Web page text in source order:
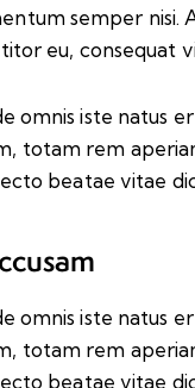
semper
eu, consequat
omnis iste natus
totam rem
beatae vitae
omnis iste natus
totam rem
beatae vitae